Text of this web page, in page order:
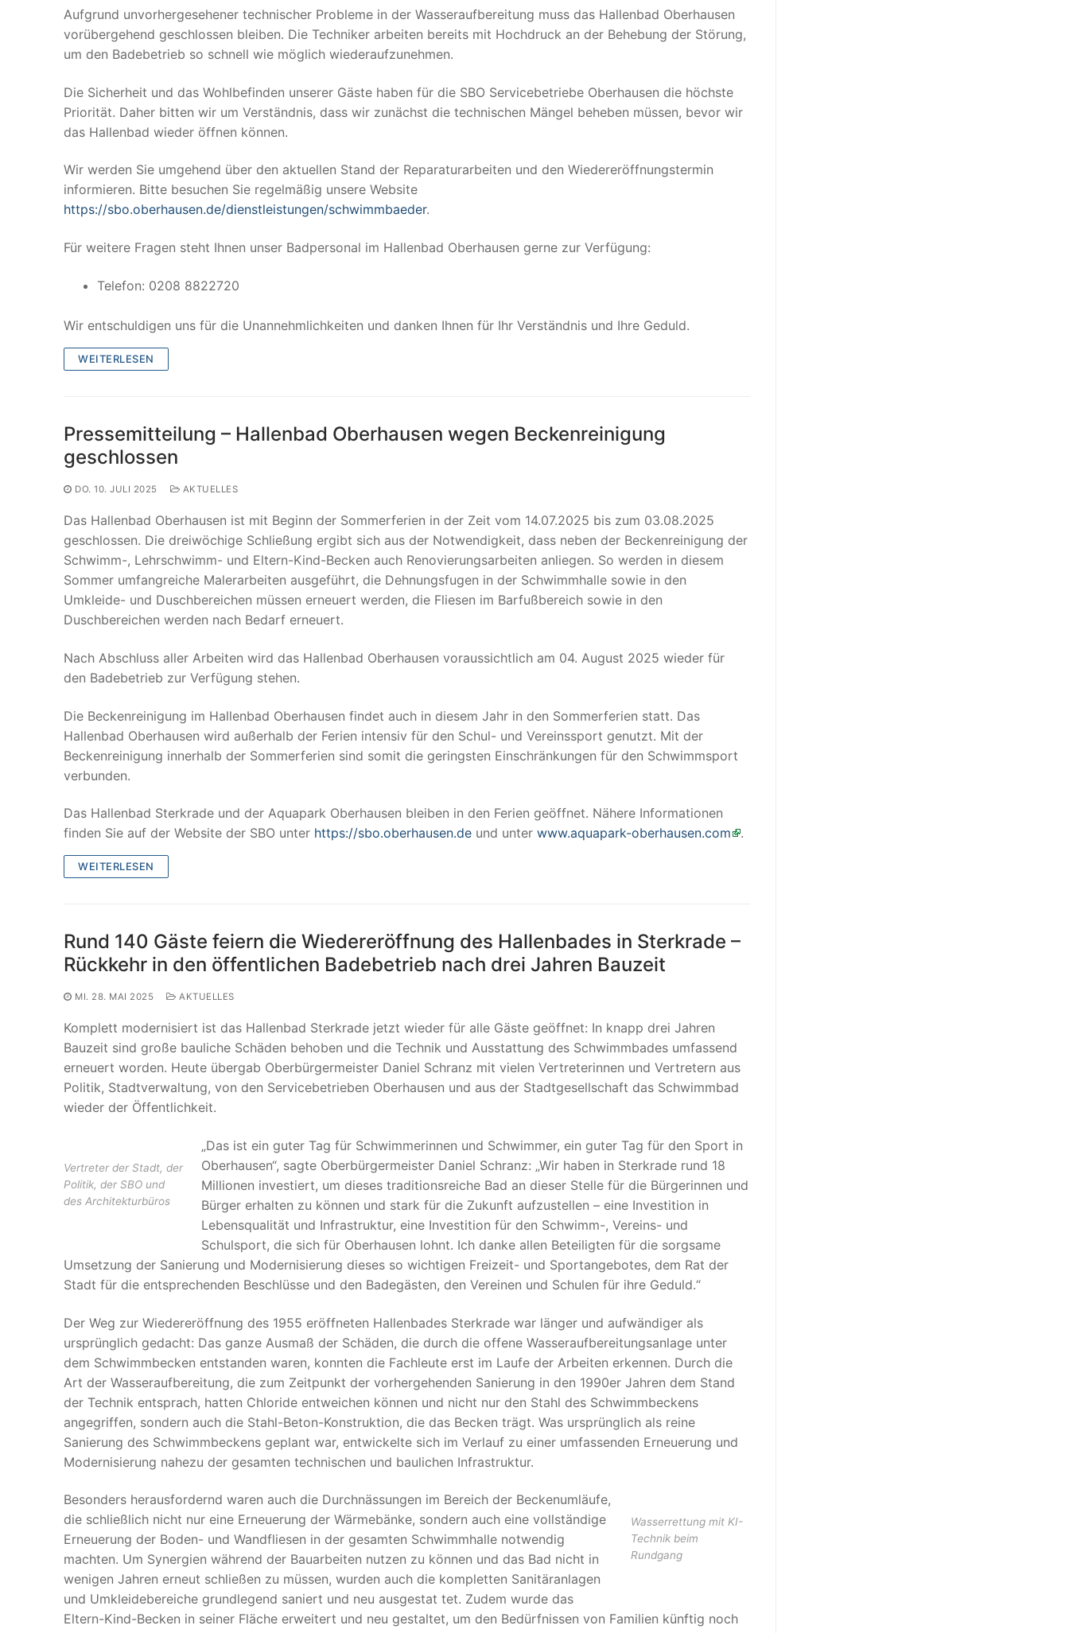
Aufgrund unvorhergesehener technischer Probleme in der Wasseraufbereitung muss das Hallenbad Oberhausen
vorübergehend geschlossen bleiben. Die Techniker arbeiten bereits mit Hochdruck an der Behebung der Störung,
um den Badebetrieb so schnell wie möglich wiederaufzunehmen.
Die Sicherheit und das Wohlbefinden unserer Gäste haben für die SBO Servicebetriebe Oberhausen die höchste
Priorität. Daher bitten wir um Verständnis, dass wir zunächst die technischen Mängel beheben müssen, bevor wir
das Hallenbad wieder öffnen können.
Wir werden Sie umgehend über den aktuellen Stand der Reparaturarbeiten und den Wiedereröffnungstermin
informieren. Bitte besuchen Sie regelmäßig unsere Website
https://sbo.oberhausen.de/dienstleistungen/schwimmbaeder.
Für weitere Fragen steht Ihnen unser Badpersonal im Hallenbad Oberhausen gerne zur Verfügung:
Telefon: 0208 8822720
Wir entschuldigen uns für die Unannehmlichkeiten und danken Ihnen für Ihr Verständnis und Ihre Geduld.
WEITERLESEN
Pressemitteilung – Hallenbad Oberhausen wegen Beckenreinigung
geschlossen
DO. 10. JULI 2025 AKTUELLES
Das Hallenbad Oberhausen ist mit Beginn der Sommerferien in der Zeit vom 14.07.2025 bis zum 03.08.2025
geschlossen. Die dreiwöchige Schließung ergibt sich aus der Notwendigkeit, dass neben der Beckenreinigung der
Schwimm-, Lehrschwimm- und Eltern-Kind-Becken auch Renovierungsarbeiten anliegen. So werden in diesem
Sommer umfangreiche Malerarbeiten ausgeführt, die Dehnungsfugen in der Schwimmhalle sowie in den
Umkleide- und Duschbereichen müssen erneuert werden, die Fliesen im Barfußbereich sowie in den
Duschbereichen werden nach Bedarf erneuert.
Nach Abschluss aller Arbeiten wird das Hallenbad Oberhausen voraussichtlich am 04. August 2025 wieder für
den Badebetrieb zur Verfügung stehen.
Die Beckenreinigung im Hallenbad Oberhausen findet auch in diesem Jahr in den Sommerferien statt. Das
Hallenbad Oberhausen wird außerhalb der Ferien intensiv für den Schul- und Vereinssport genutzt. Mit der
Beckenreinigung innerhalb der Sommerferien sind somit die geringsten Einschränkungen für den Schwimmsport
verbunden.
Das Hallenbad Sterkrade und der Aquapark Oberhausen bleiben in den Ferien geöffnet. Nähere Informationen
finden Sie auf der Website der SBO unter https://sbo.oberhausen.de und unter www.aquapark-oberhausen.com .
WEITERLESEN
Rund 140 Gäste feiern die Wiedereröffnung des Hallenbades in Sterkrade –
Rückkehr in den öffentlichen Badebetrieb nach drei Jahren Bauzeit
MI. 28. MAI 2025 AKTUELLES
Komplett modernisiert ist das Hallenbad Sterkrade jetzt wieder für alle Gäste geöffnet: In knapp drei Jahren
Bauzeit sind große bauliche Schäden behoben und die Technik und Ausstattung des Schwimmbades umfassend
erneuert worden. Heute übergab Oberbürgermeister Daniel Schranz mit vielen Vertreterinnen und Vertretern aus
Politik, Stadtverwaltung, von den Servicebetrieben Oberhausen und aus der Stadtgesellschaft das Schwimmbad
wieder der Öffentlichkeit.
Vertreter der Stadt, der
Politik, der SBO und
des Architekturbüros
„Das ist ein guter Tag für Schwimmerinnen und Schwimmer, ein guter Tag für den Sport in
Oberhausen“, sagte Oberbürgermeister Daniel Schranz: „Wir haben in Sterkrade rund 18
Millionen investiert, um dieses traditionsreiche Bad an dieser Stelle für die Bürgerinnen und
Bürger erhalten zu können und stark für die Zukunft aufzustellen – eine Investition in
Lebensqualität und Infrastruktur, eine Investition für den Schwimm-, Vereins- und
Schulsport, die sich für Oberhausen lohnt. Ich danke allen Beteiligten für die sorgsame
Umsetzung der Sanierung und Modernisierung dieses so wichtigen Freizeit- und Sportangebotes, dem Rat der
Stadt für die entsprechenden Beschlüsse und den Badegästen, den Vereinen und Schulen für ihre Geduld.“
Der Weg zur Wiedereröffnung des 1955 eröffneten Hallenbades Sterkrade war länger und aufwändiger als
ursprünglich gedacht: Das ganze Ausmaß der Schäden, die durch die offene Wasseraufbereitungsanlage unter
dem Schwimmbecken entstanden waren, konnten die Fachleute erst im Laufe der Arbeiten erkennen. Durch die
Art der Wasseraufbereitung, die zum Zeitpunkt der vorhergehenden Sanierung in den 1990er Jahren dem Stand
der Technik entsprach, hatten Chloride entweichen können und nicht nur den Stahl des Schwimmbeckens
angegriffen, sondern auch die Stahl-Beton-Konstruktion, die das Becken trägt. Was ursprünglich als reine
Sanierung des Schwimmbeckens geplant war, entwickelte sich im Verlauf zu einer umfassenden Erneuerung und
Modernisierung nahezu der gesamten technischen und baulichen Infrastruktur.
Wasserrettung mit KI-
Technik beim
Rundgang
Besonders herausfordernd waren auch die Durchnässungen im Bereich der Beckenumläufe,
die schließlich nicht nur eine Erneuerung der Wärmebänke, sondern auch eine vollständige
Erneuerung der Boden- und Wandfliesen in der gesamten Schwimmhalle notwendig
machten. Um Synergien während der Bauarbeiten nutzen zu können und das Bad nicht in
wenigen Jahren erneut schließen zu müssen, wurden auch die kompletten Sanitäranlagen
und Umkleidebereiche grundlegend saniert und neu ausgestat tet. Zudem wurde das
Eltern-Kind-Becken in seiner Fläche erweitert und neu gestaltet, um den Bedürfnissen von Familien künftig noch